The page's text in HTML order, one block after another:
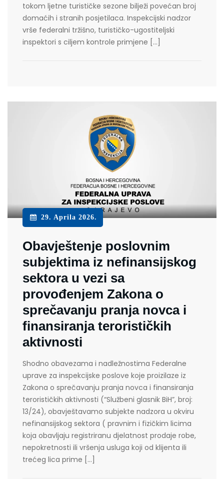
tokom ljetne turističke sezone bilježi povećan broj
domaćih i stranih posjetilaca. Inspekcijski nadzor
vrše federalni tržišno, turističko-ugostiteljski
inspektori s ciljem kontrole primjene […]
29. Aprila 2026.
Obavještenje poslovnim
subjektima iz nefinansijskog
sektora u vezi sa
provođenjem Zakona o
sprečavanju pranja novca i
finansiranja terorističkih
aktivnosti
Shodno obavezama i nadležnostima Federalne
uprave za inspekcijske poslove koje proizilaze iz
Zakona o sprečavanju pranja novca i finansiranja
terorističkih aktivnosti (“Službeni glasnik BiH”, broj:
13/24), obavještavamo subjekte nadzora u okviru
nefinansijskog sektora ( pravnim i fizičkim licima
koja obavljaju registriranu djelatnost prodaje robe,
nepokretnosti ili vršenja usluga koji od klijenta ili
trećeg lica prime […]